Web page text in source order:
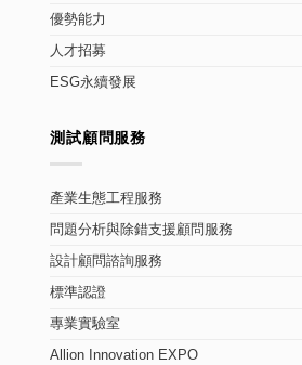
優勢能力
人才招募
ESG永續發展
測試顧問服務
產業生態工程服務
問題分析與除錯支援顧問服務
設計顧問諮詢服務
標準認證
專業實驗室
Allion Innovation EXPO